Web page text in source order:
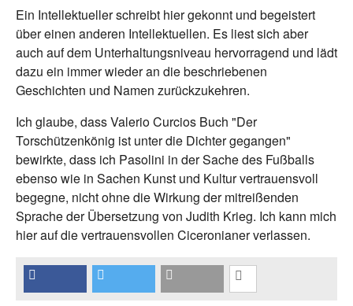
Ein Intellektueller schreibt hier gekonnt und begeistert
über einen anderen Intellektuellen. Es liest sich aber
auch auf dem Unterhaltungsniveau hervorragend und lädt
dazu ein immer wieder an die beschriebenen
Geschichten und Namen zurückzukehren.
Ich glaube, dass Valerio Curcios Buch "Der
Torschützenkönig ist unter die Dichter gegangen"
bewirkte, dass ich Pasolini in der Sache des Fußballs
ebenso wie in Sachen Kunst und Kultur vertrauensvoll
begegne, nicht ohne die Wirkung der mitreißenden
Sprache der Übersetzung von Judith Krieg. Ich kann mich
hier auf die vertrauensvollen Ciceronianer verlassen.